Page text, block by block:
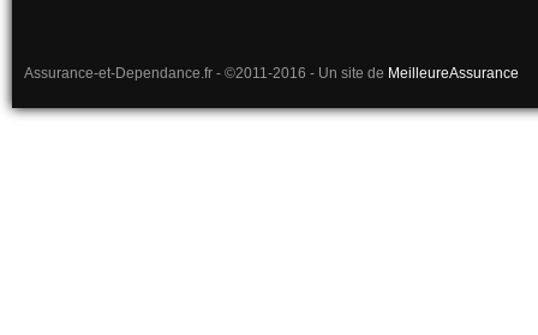
Assurance-et-Dependance.fr - ©2011-2016 - Un site de MeilleureAssurance